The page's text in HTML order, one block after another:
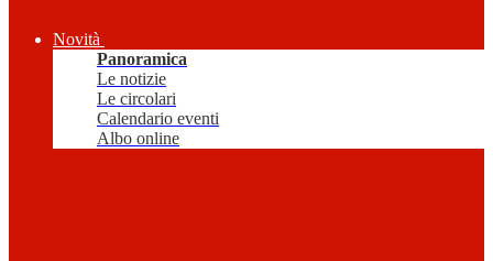
Novità
Panoramica
Le notizie
Le circolari
Calendario eventi
Albo online